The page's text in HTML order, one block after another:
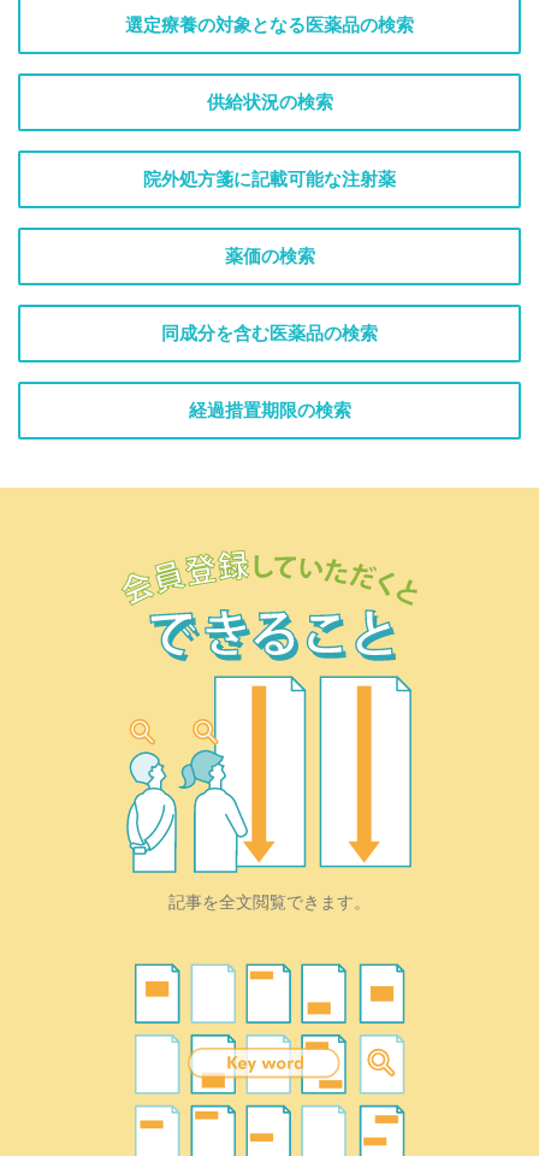
選定療養の対象となる医薬品の検索
供給状況の検索
院外処方箋に記載可能な注射薬
薬価の検索
同成分を含む医薬品の検索
経過措置期限の検索
記事を全文閲覧できます。